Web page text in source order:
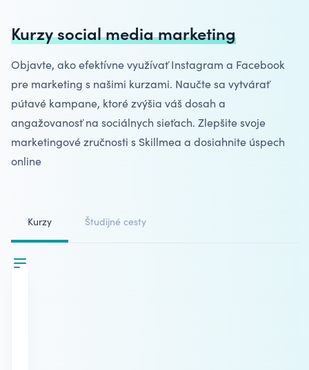
Kurzy social media marketing
Objavte, ako efektívne využívať Instagram a Facebook
pre marketing s našimi kurzami. Naučte sa vytvárať
pútavé kampane, ktoré zvýšia váš dosah a
angažovanosť na sociálnych sieťach. Zlepšite svoje
marketingové zručnosti s Skillmea a dosiahnite úspech
online
Kurzy Študijné cesty